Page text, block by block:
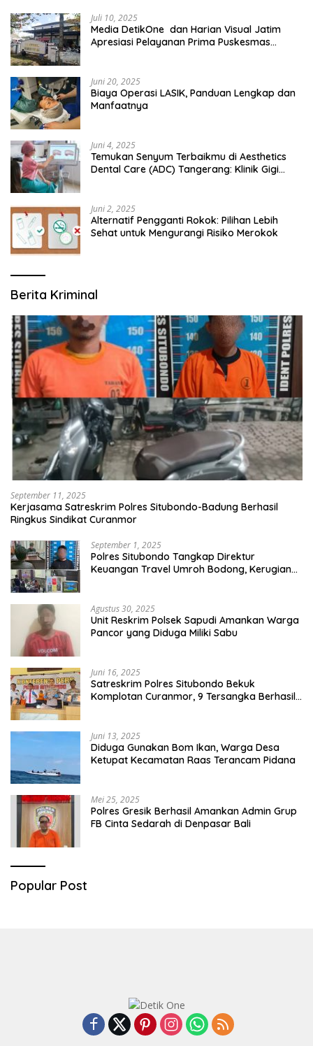
Juli 10, 2025
Media DetikOne dan Harian Visual Jatim
Apresiasi Pelayanan Prima Puskesmas
Juni 20, 2025
Biaya Operasi LASIK, Panduan Lengkap dan
Manfaatnya
Juni 4, 2025
Temukan Senyum Terbaikmu di Aesthetics
Dental Care (ADC) Tangerang: Klinik Gigi
Juni 2, 2025
Alternatif Pengganti Rokok: Pilihan Lebih
Sehat untuk Mengurangi Risiko Merokok
Berita Kriminal
September 11, 2025
Kerjasama Satreskrim Polres Situbondo-Badung Berhasil
Ringkus Sindikat Curanmor
September 1, 2025
Polres Situbondo Tangkap Direktur
Keuangan Travel Umroh Bodong, Kerugian
Agustus 30, 2025
Unit Reskrim Polsek Sapudi Amankan Warga
Pancor yang Diduga Miliki Sabu
Juni 16, 2025
Satreskrim Polres Situbondo Bekuk
Komplotan Curanmor, 9 Tersangka Berhasil
Juni 13, 2025
Diduga Gunakan Bom Ikan, Warga Desa
Ketupat Kecamatan Raas Terancam Pidana
Mei 25, 2025
Polres Gresik Berhasil Amankan Admin Grup
FB Cinta Sedarah di Denpasar Bali
Popular Post